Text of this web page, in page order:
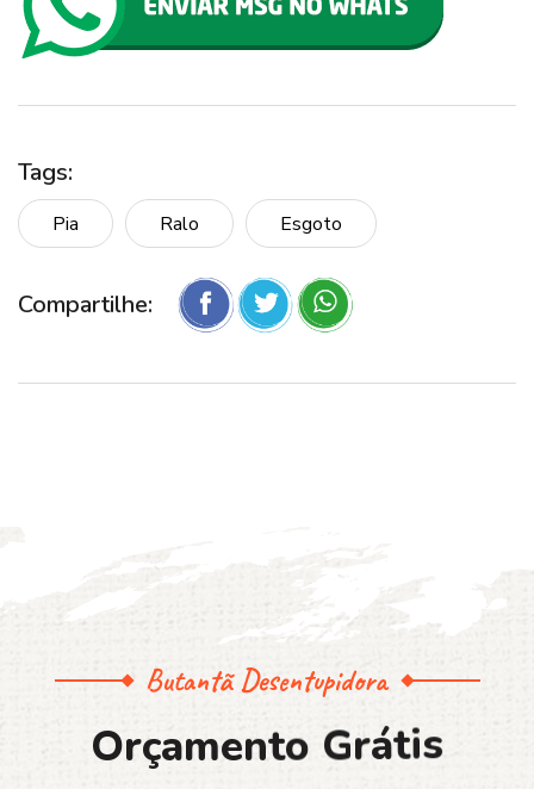
Tags:
Pia Ralo Esgoto
Compartilhe:
Butantã Desentupidora
Orçamento Grátis